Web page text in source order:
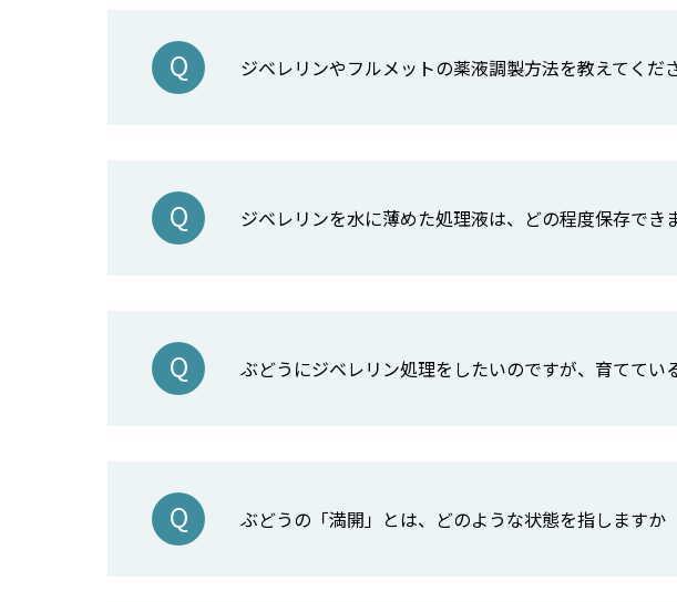
ジベレリンやフルメットの薬液調製方法を教えてくだ
ジベレリンを水に薄めた処理液は、どの程度保存でき
ぶどうにジベレリン処理をしたいのですが、育ててい
ぶどうの「満開」とは、どのような状態を指しますか